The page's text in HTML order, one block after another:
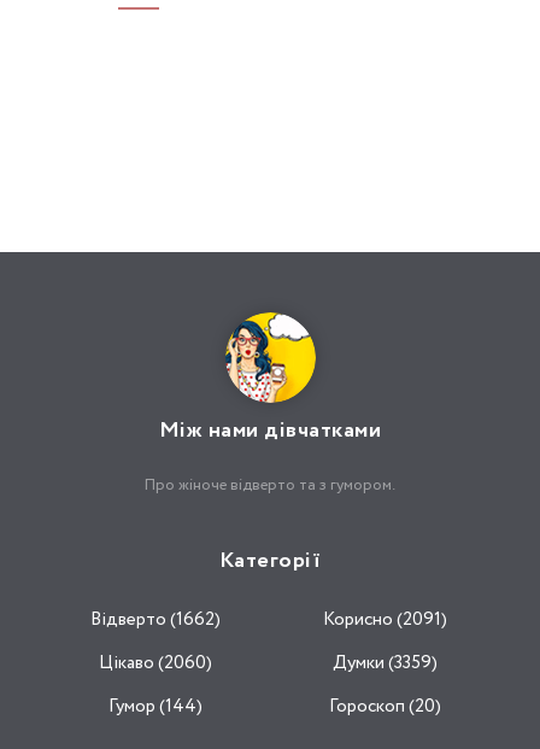
Між нами дівчатками
Про жіноче відверто та з гумором.
Категорії
Відвертo (1662)
Корисно (2091)
Цікаво (2060)
Думки (3359)
Гумор (144)
Гороскоп (20)